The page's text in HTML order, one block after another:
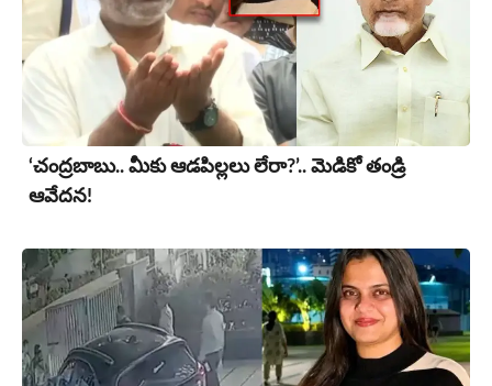
‘చంద్రబాబు.. మీకు ఆడపిల్లలు లేరా?’.. మెడికో తండ్రి
ఆవేదన!